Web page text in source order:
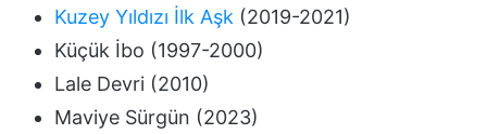
Kuzey Yıldızı İlk Aşk (2019-2021)
Küçük İbo (1997-2000)
Lale Devri (2010)
Maviye Sürgün (2023)